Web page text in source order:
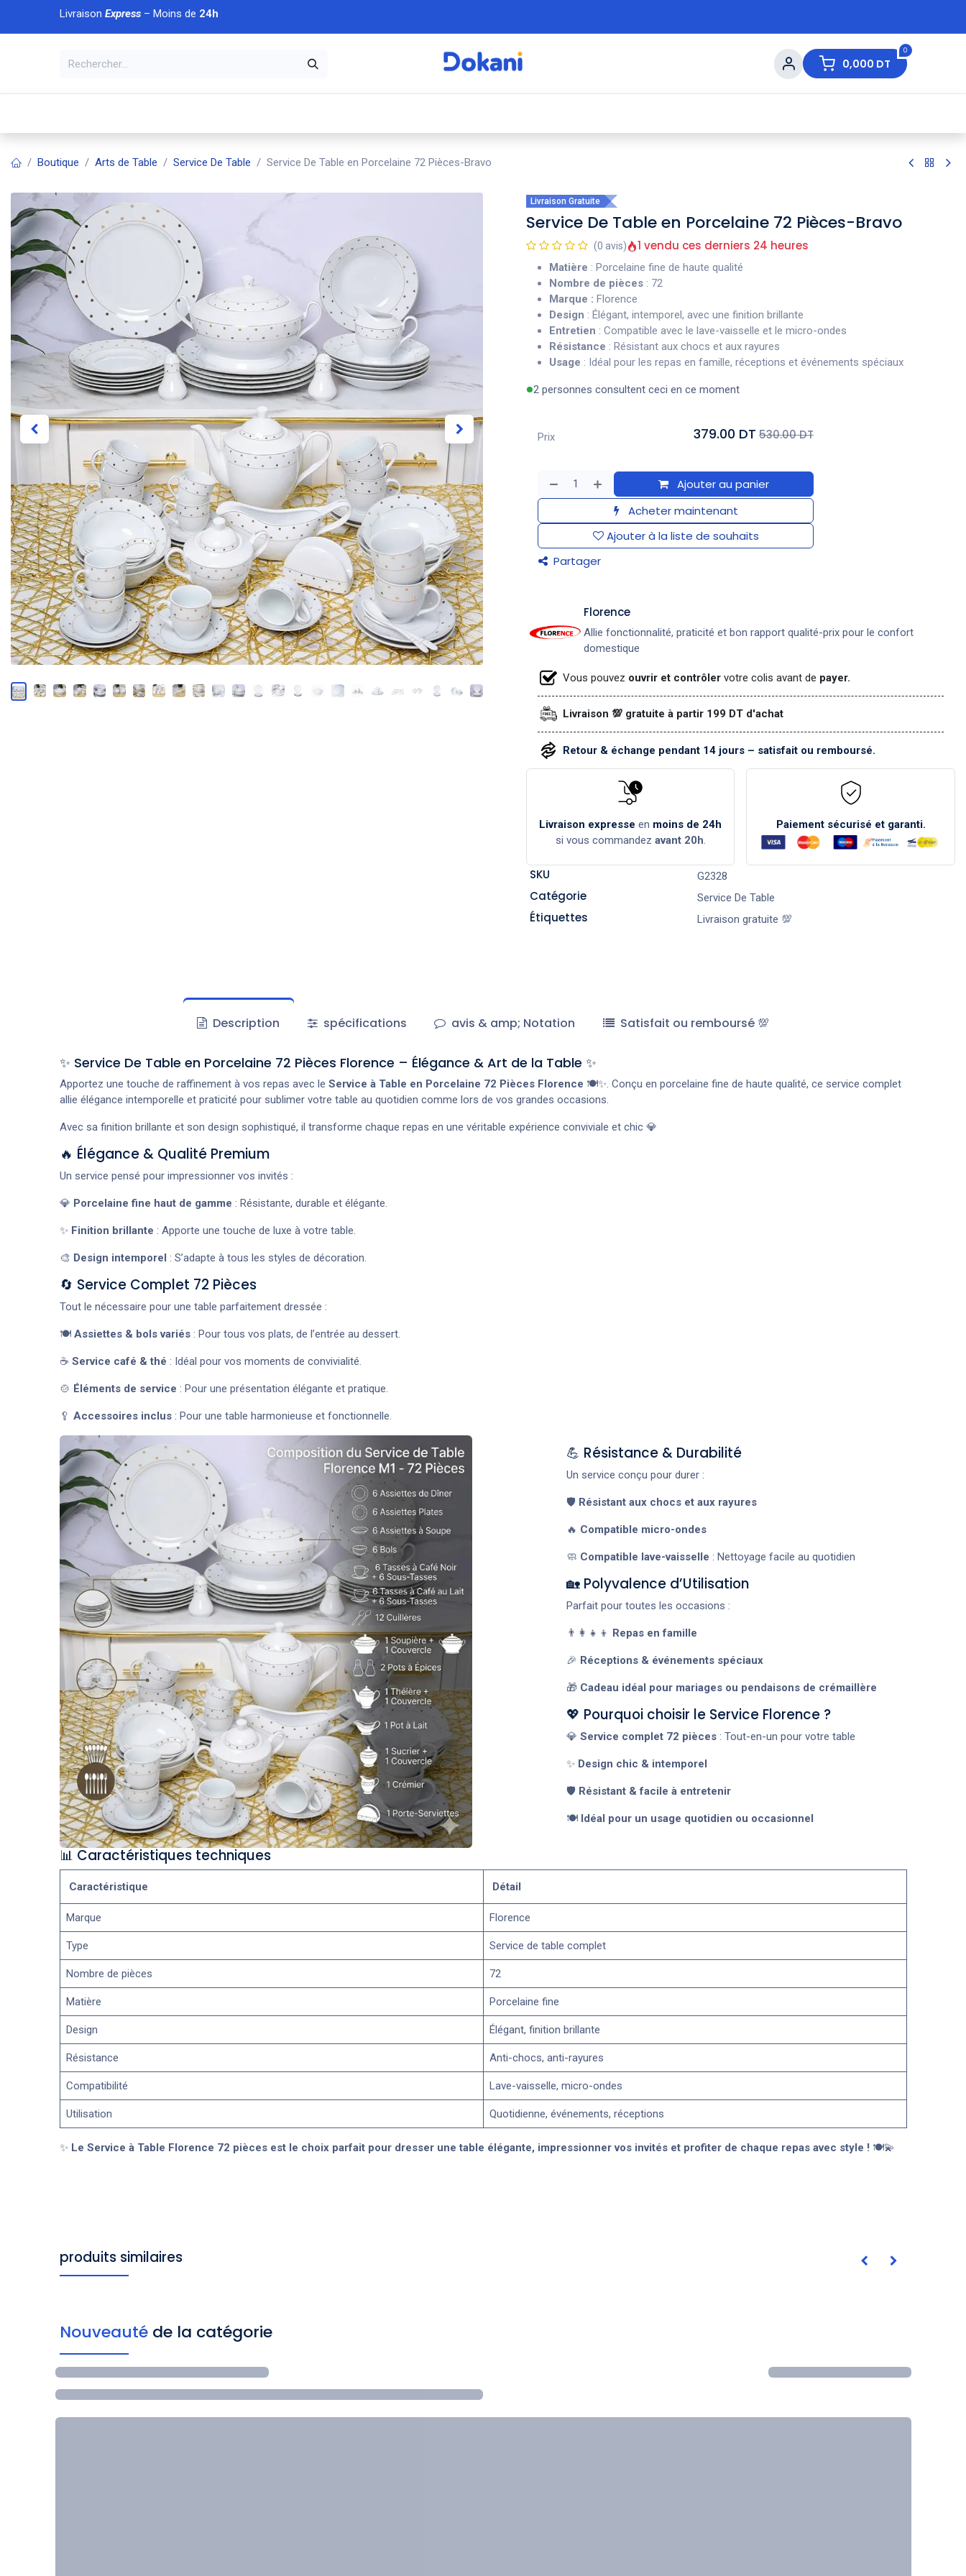
Se rendre au contenu
Livraison Express– Moins de 24h
0
0,000 DT
À DÉCOUVRIR
Boutique Arts de Table Service De Table Service De Table en Porcelaine 72 Pièces-Bravo
Livraison Gratuite
Service De Table en Porcelaine 72 Pièces-Bravo
(0 avis) 1 vendu ces derniers 24 heures
Matière : Porcelaine fine de haute qualité
Nombre de pièces : 72
Marque : Florence
Design : Élégant, intemporel, avec une finition brillante
Entretien : Compatible avec le lave-vaisselle et le micro-ondes
Résistance : Résistant aux chocs et aux rayures
Usage : Idéal pour les repas en famille, réceptions et événements spéciaux
2 personnes consultent ceci en ce moment
Ajouter au panier
Acheter maintenant
Ajouter à la liste de souhaits
Partager
Prix 379.00 DT 530.00 DT
​Florence
Allie fonctionnalité, praticité et bon rapport qualité-prix pour le confort
domestique
Vous pouvez ouvrir et contrôler votre colis avant de payer.
Livraison 💯 gratuite à partir 199 DT d'achat
Retour & échange pendant 14 jours – satisfait ou remboursé.
Livraison expresse en moins de 24h
si vous commandez avant 20h.
Paiement sécurisé et garanti.
SKU G2328
Catégorie Service De Table
Étiquettes Livraison gratuite 💯
Description spécifications avis & amp; Notation Satisfait ou remboursé 💯
✨ Service De Table en Porcelaine 72 Pièces Florence – Élégance & Art de la Table ✨
Apportez une touche de raffinement à vos repas avec le Service à Table en Porcelaine 72 Pièces Florence 🍽️✨. Conçu en porcelaine fine de haute qualité, ce service complet
allie élégance intemporelle et praticité pour sublimer votre table au quotidien comme lors de vos grandes occasions.
Avec sa finition brillante et son design sophistiqué, il transforme chaque repas en une véritable expérience conviviale et chic 💎
🔥 Élégance & Qualité Premium
Un service pensé pour impressionner vos invités :
💎 Porcelaine fine haut de gamme : Résistante, durable et élégante.
✨ Finition brillante : Apporte une touche de luxe à votre table.
🎨 Design intemporel : S’adapte à tous les styles de décoration.
🔄 Service Complet 72 Pièces
Tout le nécessaire pour une table parfaitement dressée :
🍽️ Assiettes & bols variés: Pour tous vos plats, de l’entrée au dessert.
☕ Service café & thé : Idéal pour vos moments de convivialité.
🍲 Éléments de service : Pour une présentation élégante et pratique.
🥄 Accessoires inclus: Pour une table harmonieuse et fonctionnelle.
💪 Résistance & Durabilité
Un service conçu pour durer :
🛡️ Résistant aux chocs et aux rayures
🔥 Compatible micro-ondes
🧼 Compatible lave-vaisselle : Nettoyage facile au quotidien
🏡 Polyvalence d’Utilisation
Parfait pour toutes les occasions :
👨‍👩‍👧‍👦 Repas en famille
🎉 Réceptions & événements spéciaux
🎁 Cadeau idéal pour mariages ou pendaisons de crémaillère
💖 Pourquoi choisir le Service Florence ?
💎 Service complet 72 pièces: Tout-en-un pour votre table
✨ Design chic & intemporel
🛡️ Résistant & facile à entretenir
🍽️ Idéal pour un usage quotidien ou occasionnel
📊 Caractéristiques techniques
Caractéristique Détail
Marque Florence
Type Service de table complet
Nombre de pièces 72
Matière Porcelaine fine
Design Élégant, finition brillante
Résistance Anti-chocs, anti-rayures
Compatibilité Lave-vaisselle, micro-ondes
Utilisation Quotidienne, événements, réceptions
✨ Le Service à Table Florence 72 pièces est le choix parfait pour dresser une table élégante, impressionner vos invités et profiter de chaque repas avec style ! 🍽️💫
produits similaires
Nouveauté de la catégorie